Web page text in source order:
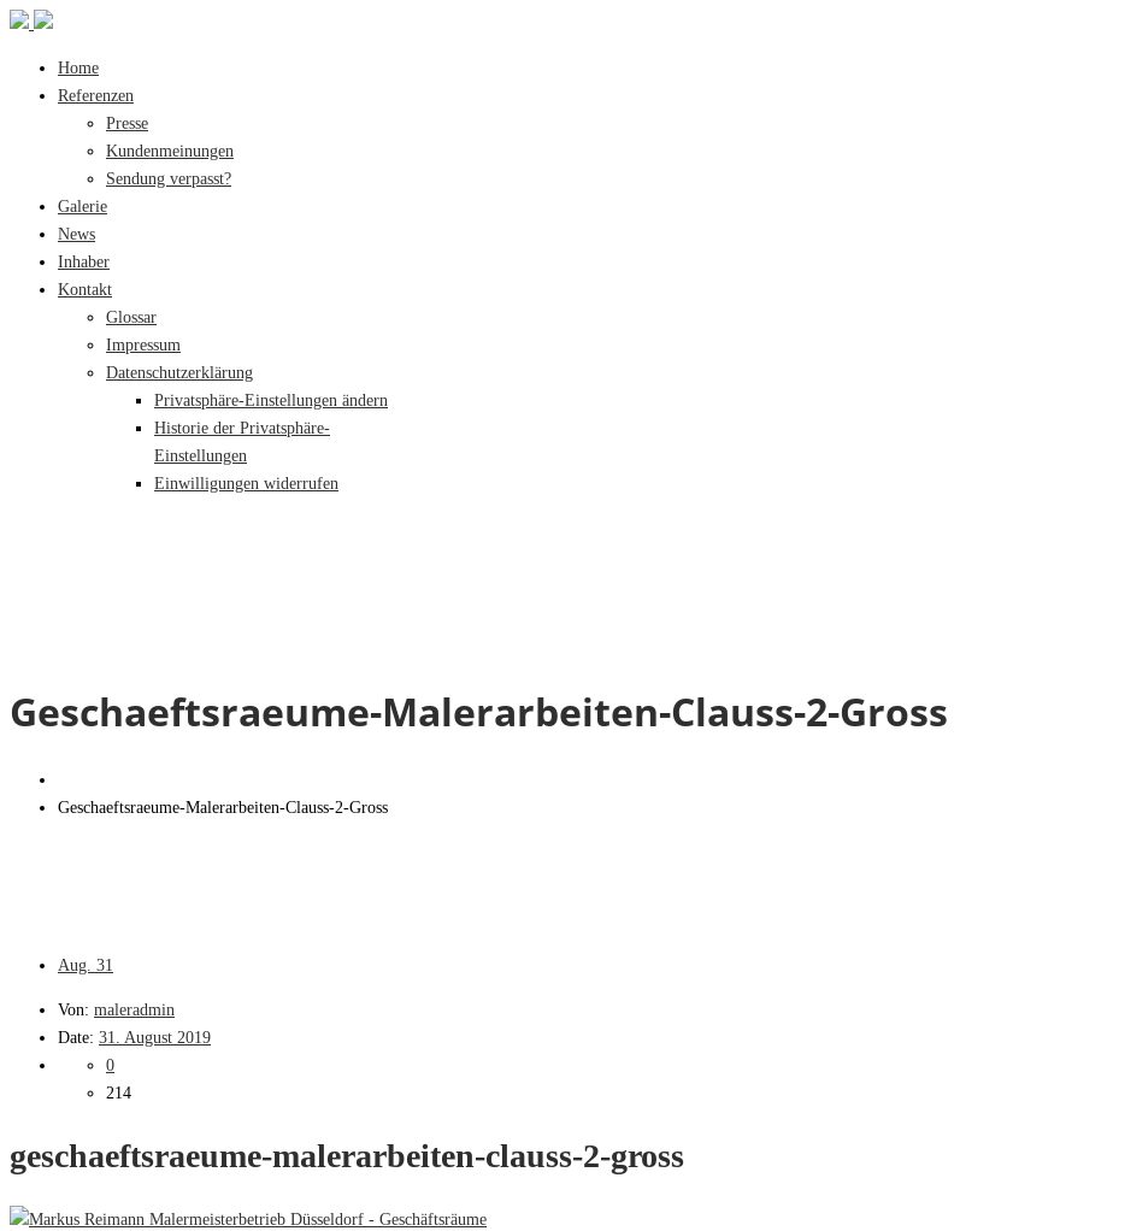
Home
Referenzen
Presse
Kundenmeinungen
Sendung verpasst?
Galerie
News
Inhaber
Kontakt
Glossar
Impressum
Datenschutzerklärung
Privatsphäre-Einstellungen ändern
Historie der Privatsphäre-
Einstellungen
Einwilligungen widerrufen
Geschaeftsraeume-Malerarbeiten-Clauss-2-Gross
Geschaeftsraeume-Malerarbeiten-Clauss-2-Gross
Aug. 31
Von: maleradmin
Date: 31. August 2019
0
214
geschaeftsraeume-malerarbeiten-clauss-2-gross